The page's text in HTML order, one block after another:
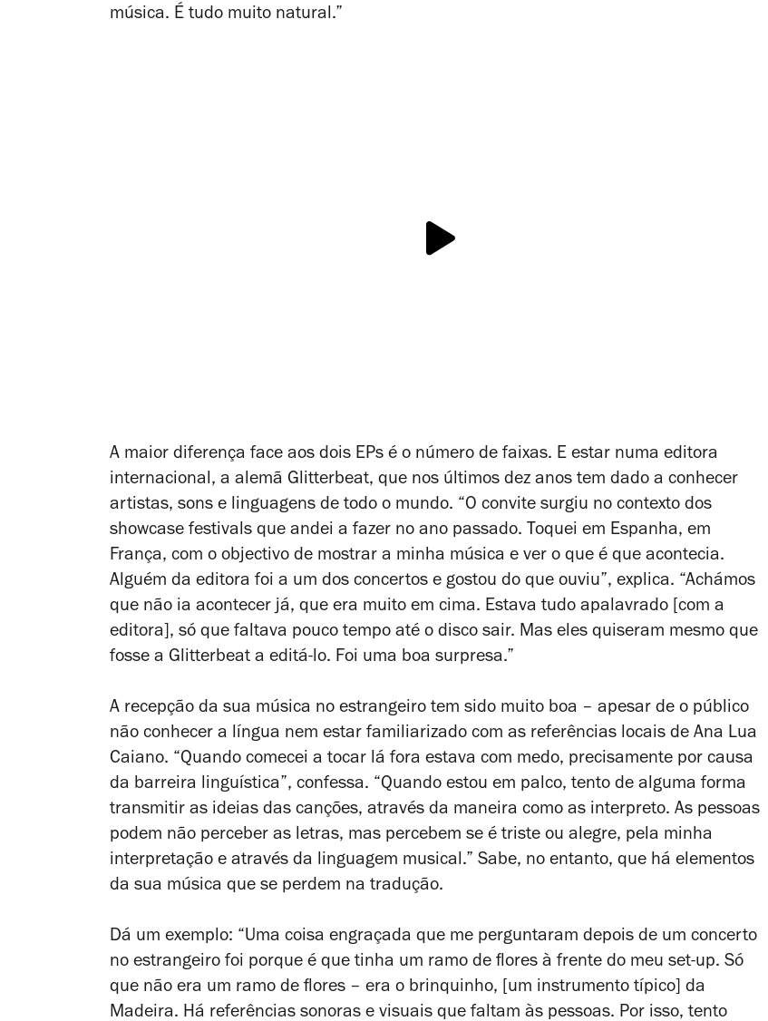
música. É tudo muito natural.”
A maior diferença face aos dois EPs é o número de faixas. E estar numa editora
internacional, a alemã Glitterbeat, que nos últimos dez anos tem dado a conhecer
artistas, sons e linguagens de todo o mundo. “O convite surgiu no contexto dos
showcase festivals que andei a fazer no ano passado. Toquei em Espanha, em
França, com o objectivo de mostrar a minha música e ver o que é que acontecia.
Alguém da editora foi a um dos concertos e gostou do que ouviu”, explica. “Achámos
que não ia acontecer já, que era muito em cima. Estava tudo apalavrado [com a
editora], só que faltava pouco tempo até o disco sair. Mas eles quiseram mesmo que
fosse a Glitterbeat a editá-lo. Foi uma boa surpresa.”
A recepção da sua música no estrangeiro tem sido muito boa – apesar de o público
não conhecer a língua nem estar familiarizado com as referências locais de Ana Lua
Caiano. “Quando comecei a tocar lá fora estava com medo, precisamente por causa
da barreira linguística”, confessa. “Quando estou em palco, tento de alguma forma
transmitir as ideias das canções, através da maneira como as interpreto. As pessoas
podem não perceber as letras, mas percebem se é triste ou alegre, pela minha
interpretação e através da linguagem musical.” Sabe, no entanto, que há elementos
da sua música que se perdem na tradução.
Dá um exemplo: “Uma coisa engraçada que me perguntaram depois de um concerto
no estrangeiro foi porque é que tinha um ramo de flores à frente do meu set-up. Só
que não era um ramo de flores – era o brinquinho, [um instrumento típico] da
Madeira. Há referências sonoras e visuais que faltam às pessoas. Por isso, tento